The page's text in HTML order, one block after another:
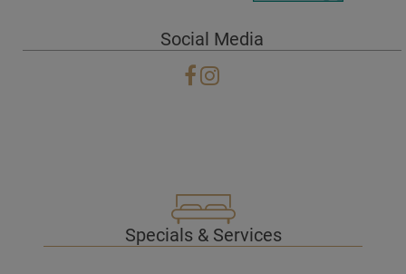
Social Media
Specials & Services